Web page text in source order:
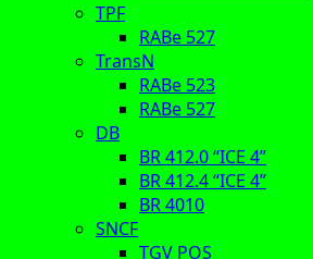
TPF
RABe 527
TransN
RABe 523
RABe 527
DB
BR 412.0 “ICE 4”
BR 412.4 “ICE 4”
BR 4010
SNCF
TGV POS